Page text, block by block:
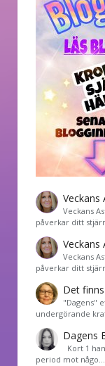
Veckans
Veckans
påverkar ditt
Veckans
Veckans
påverkar ditt
Det
"Dagens"
undergörande
Dagens
Kort 1
period mot någo…